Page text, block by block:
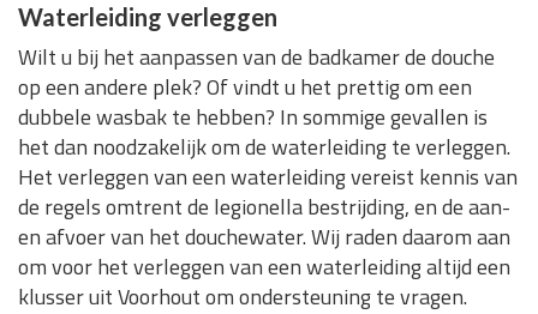
Waterleiding verleggen
Wilt u bij het aanpassen van de badkamer de douche
op een andere plek? Of vindt u het prettig om een
dubbele wasbak te hebben? In sommige gevallen is
het dan noodzakelijk om de waterleiding te verleggen.
Het verleggen van een waterleiding vereist kennis van
de regels omtrent de legionella bestrijding, en de aan-
en afvoer van het douchewater. Wij raden daarom aan
om voor het verleggen van een waterleiding altijd een
klusser uit Voorhout om ondersteuning te vragen.